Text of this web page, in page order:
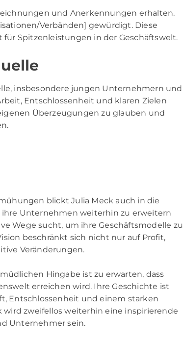
und Anerkennungen erhalten.
Verbänden] gewürdigt. Diese
Spitzenleistungen in der Geschäftswelt.
insbesondere jungen Unternehmern und
Entschlossenheit und klaren Zielen
Überzeugungen zu glauben und
blickt Julia Meck auch in die
Unternehmen weiterhin zu erweitern
Wege sucht, um ihre Geschäftsmodelle zu
beschränkt sich nicht nur auf Profit,
Veränderungen.
Hingabe ist zu erwarten, dass
erreichen wird. Ihre Geschichte ist
Entschlossenheit und einem starken
zweifellos weiterhin eine inspirierende
Unternehmer sein.